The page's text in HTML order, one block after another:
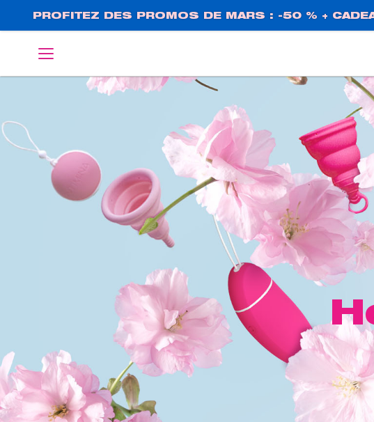
principal
PROFITEZ DES PROMOS DE MARS : -50 % +
English